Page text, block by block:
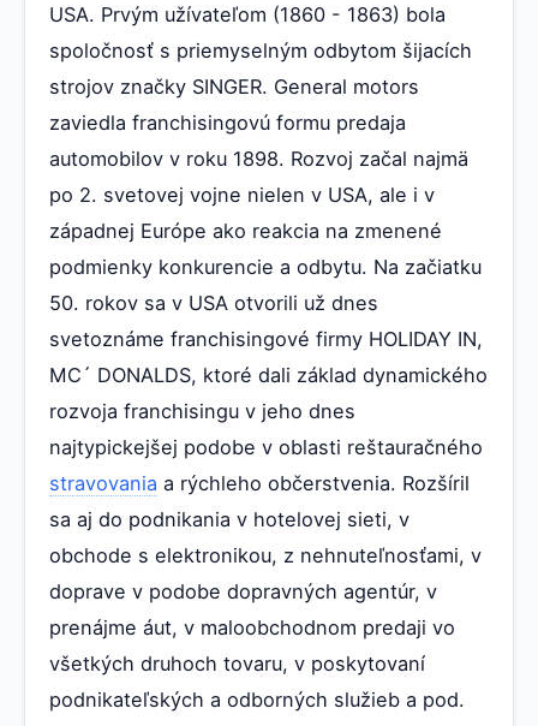
USA. Prvým užívateľom (1860 - 1863) bola
spoločnosť s priemyselným odbytom šijacích
strojov značky SINGER. General motors
zaviedla franchisingovú formu predaja
automobilov v roku 1898. Rozvoj začal najmä
po 2. svetovej vojne nielen v USA, ale i v
západnej Európe ako reakcia na zmenené
podmienky konkurencie a odbytu. Na začiatku
50. rokov sa v USA otvorili už dnes
svetoznáme franchisingové firmy HOLIDAY IN,
MC´ DONALDS, ktoré dali základ dynamického
rozvoja franchisingu v jeho dnes
najtypickejšej podobe v oblasti reštauračného
stravovania a rýchleho občerstvenia. Rozšíril
sa aj do podnikania v hotelovej sieti, v
obchode s elektronikou, z nehnuteľnosťami, v
doprave v podobe dopravných agentúr, v
prenájme áut, v maloobchodnom predaji vo
všetkých druhoch tovaru, v poskytovaní
podnikateľských a odborných služieb a pod.